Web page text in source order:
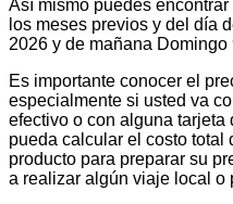
Así mismo puedes
los meses previos y del día
2026 y de mañana
Es importante conocer el
especialmente si usted va
efectivo o con alguna tarjeta
pueda calcular el costo total
producto para preparar su
a realizar algún viaje local o